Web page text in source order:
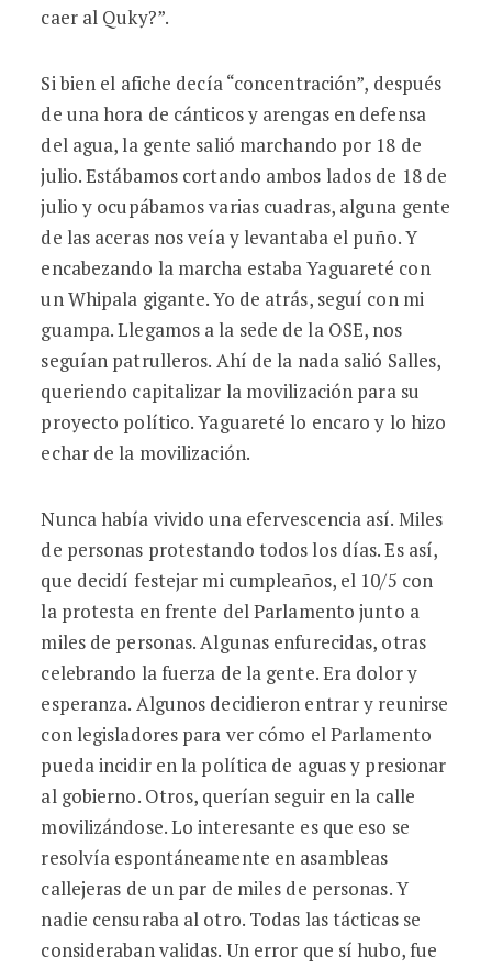
caer al Quky?”.
Si bien el afiche decía “concentración”, después
de una hora de cánticos y arengas en defensa
del agua, la gente salió marchando por 18 de
julio. Estábamos cortando ambos lados de 18 de
julio y ocupábamos varias cuadras, alguna gente
de las aceras nos veía y levantaba el puño. Y
encabezando la marcha estaba Yaguareté con
un Whipala gigante. Yo de atrás, seguí con mi
guampa. Llegamos a la sede de la OSE, nos
seguían patrulleros. Ahí de la nada salió Salles,
queriendo capitalizar la movilización para su
proyecto político. Yaguareté lo encaro y lo hizo
echar de la movilización.
Nunca había vivido una efervescencia así. Miles
de personas protestando todos los días. Es así,
que decidí festejar mi cumpleaños, el 10/5 con
la protesta en frente del Parlamento junto a
miles de personas. Algunas enfurecidas, otras
celebrando la fuerza de la gente. Era dolor y
esperanza. Algunos decidieron entrar y reunirse
con legisladores para ver cómo el Parlamento
pueda incidir en la política de aguas y presionar
al gobierno. Otros, querían seguir en la calle
movilizándose. Lo interesante es que eso se
resolvía espontáneamente en asambleas
callejeras de un par de miles de personas. Y
nadie censuraba al otro. Todas las tácticas se
consideraban validas. Un error que sí hubo, fue